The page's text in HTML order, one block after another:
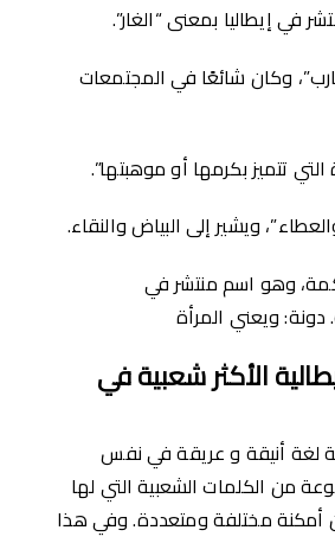
في إيطاليا بمعنى “الغار”.
وكان شائعًا في المجتمعات
التي تتميز بكرمها أو موهبتها”.
ويشير إلى البياض والنقاء.
وهو اسم منتشر في
دونة: ويعني المرأة
اﻷكثرشعبيةفي
لغة أنيقة و عريقة في نفس
من الكلمات الشعبية التي لها
مختلفة ومتعددة. وفي هذا